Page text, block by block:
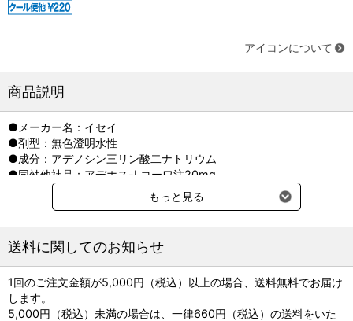
アイコンについて
商品説明
●メーカー名：イセイ
●剤型：無色澄明水性
●成分：アデノシン三リン酸二ナトリウム
●同効他社品：アデホス-Lコーワ注20mg
※別途クール便送料220円（税込）をご請求させていただきます。
もっと見る
送料に関してのお知らせ
1回のご注文金額が5,000円（税込）以上の場合、送料無料でお届け
します。
5,000円（税込）未満の場合は、一律660円（税込）の送料をいた